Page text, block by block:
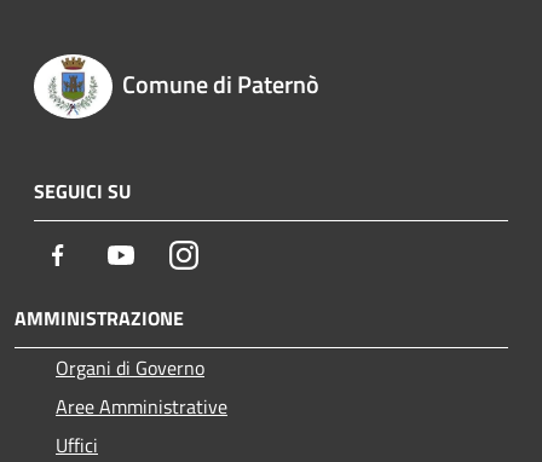
Comune di Paternò
SEGUICI SU
Facebook YoutubeInstagram
AMMINISTRAZIONE
Organi di Governo
Aree Amministrative
Uffici